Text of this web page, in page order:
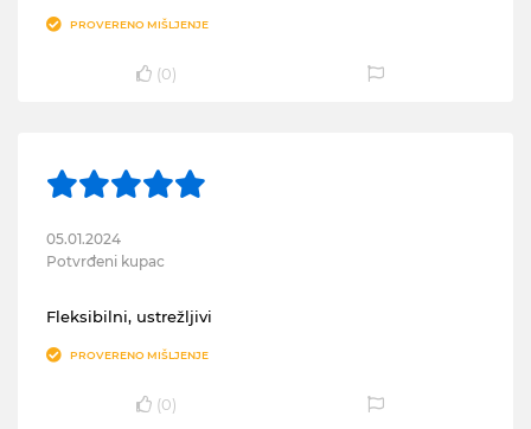
PROVERENO MIŠLJENJE
(0)
05.01.2024
Potvrđeni kupac
Fleksibilni, ustrežljivi
PROVERENO MIŠLJENJE
(0)